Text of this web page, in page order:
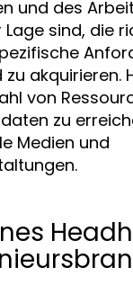
und des
sind, die
akquirieren.
von
zu
Medien und